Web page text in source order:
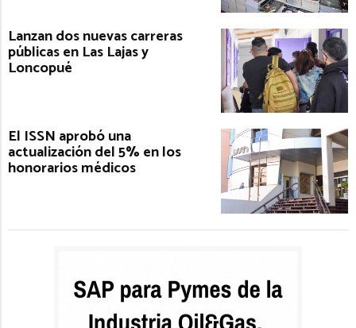
Lanzan dos nuevas carreras
públicas en Las Lajas y
Loncopué
El ISSN aprobó una
actualización del 5% en los
honorarios médicos